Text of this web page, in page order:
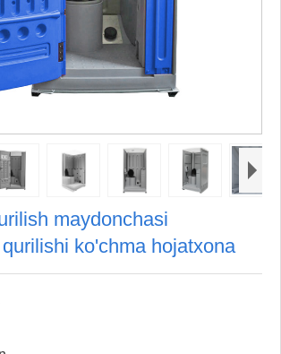
maydonchasi
ko'chma hojatxona